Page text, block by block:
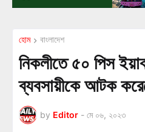
হোম বাংলাদেশ
নিকলীতে ৫০ পিস
ব্যবসায়ীকে আটক
by Editor - মে ০৬, ২০২৩